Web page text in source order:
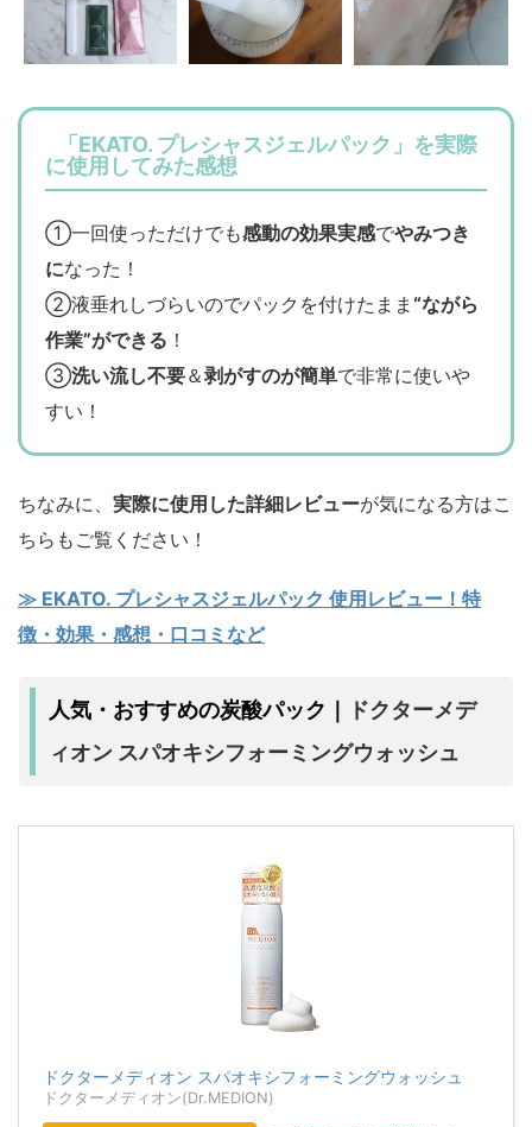
「EKATO. プレシャスジェルパック」を実際
に使用してみた感想
①一回使っただけでも感動の効果実感でやみつき
になった！
②液垂れしづらいのでパックを付けたまま “ながら
作業”ができる ！
③洗い流し不要＆剥がすのが簡単で非常に使いや
すい！
ちなみに、 実際に使用した詳細レビューが気になる方はこ
ちらもご覧ください！
≫ EKATO. プレシャスジェルパック 使用レビュー！特
徴・効果・感想・口コミなど
人気・おすすめの炭酸パック｜
ドクターメデ
ィオン スパオキシフォーミングウォッシュ
ドクターメディオン スパオキシフォーミングウォッシュ
ドクターメディオン(Dr.MEDION)